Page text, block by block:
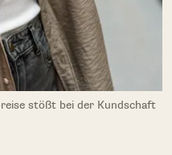
stößt bei der Kundschaft